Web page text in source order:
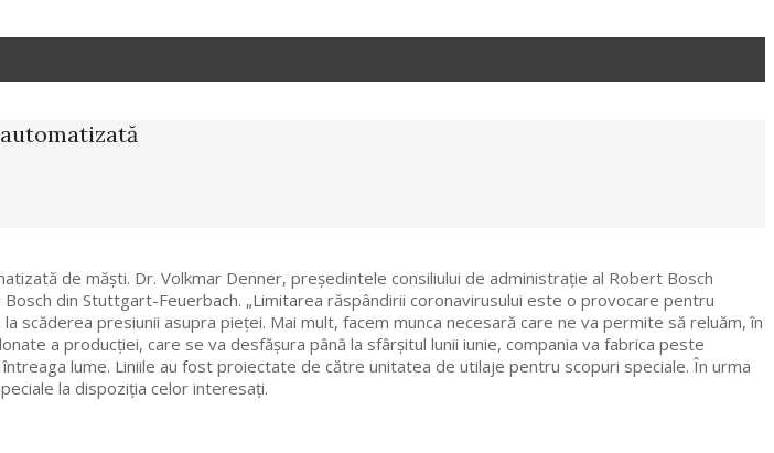
de măști. Dr. Volkmar Denner, președintele consiliului de administrație al Robert Bosch
din Stuttgart-Feuerbach. „Limitarea răspândirii coronavirusului este o provocare pentru
scăderea presiunii asupra pieței. Mai mult, facem munca necesară care ne va permite să reluăm, în
a producției, care se va desfășura până la sfârșitul lunii iunie, compania va fabrica peste
lume. Liniile au fost proiectate de către unitatea de utilaje pentru scopuri speciale. În urma
la dispoziția celor interesați.